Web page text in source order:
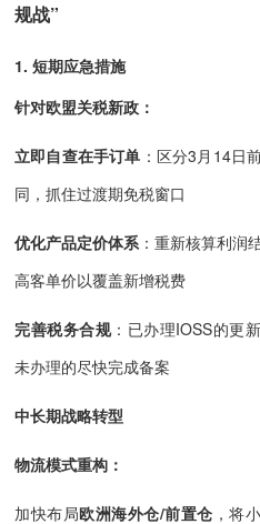
规战”
1. 短期应急措施
针对欧盟关税新政：
立即自查在手订单 ：区分3月14日
同，抓住过渡期免税窗口
优化产品定价体系：重新核算利润
高客单价以覆盖新增税费
完善税务合规：已办理IOSS的更
未办理的尽快完成备案
中长期战略转型
物流模式重构：
加快布局欧洲海外仓/前置仓 ，将